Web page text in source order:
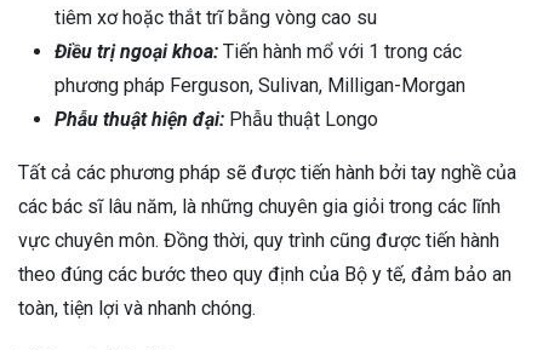
tiêm xơ hoặc thắt trĩ bằng vòng cao su
Điều trị ngoại khoa: Tiến hành mổ với 1 trong các
phương pháp Ferguson, Sulivan, Milligan-Morgan
Phẫu thuật hiện đại: Phẫu thuật Longo
Tất cả các phương pháp sẽ được tiến hành bởi tay nghề của
các bác sĩ lâu năm, là những chuyên gia giỏi trong các lĩnh
vực chuyên môn. Đồng thời, quy trình cũng được tiến hành
theo đúng các bước theo quy định của Bộ y tế, đảm bảo an
toàn, tiện lợi và nhanh chóng.